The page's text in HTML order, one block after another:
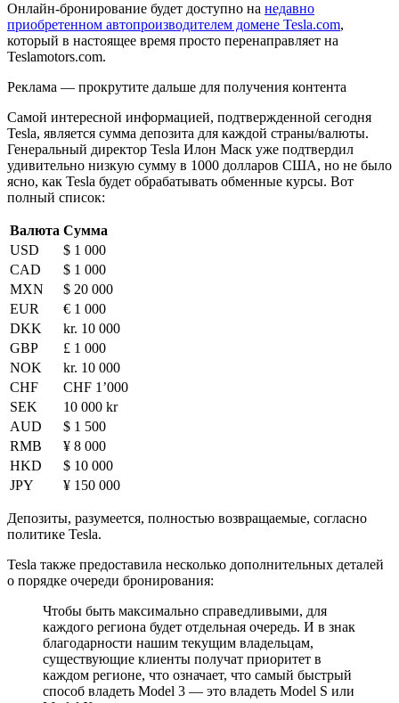
Онлайн-бронирование будет доступно на недавно
приобретенном автопроизводителем домене Tesla.com,
который в настоящее время просто перенаправляет на
Teslamotors.com.
Реклама — прокрутите дальше для получения контента
Самой интересной информацией, подтвержденной сегодня
Tesla, является сумма депозита для каждой страны/валюты.
Генеральный директор Tesla Илон Маск уже подтвердил
удивительно низкую сумму в 1000 долларов США, но не было
ясно, как Tesla будет обрабатывать обменные курсы. Вот
полный список:
Валюта Сумма
USD
$ 1 000
CAD
$ 1 000
MXN
$ 20 000
EUR
€ 1 000
DKK
kr. 10 000
GBP
£ 1 000
NOK
kr. 10 000
CHF
CHF 1’000
SEK
10 000 kr
AUD
$ 1 500
RMB
¥ 8 000
HKD
$ 10 000
JPY
¥ 150 000
Депозиты, разумеется, полностью возвращаемые, согласно
политике Tesla.
Tesla также предоставила несколько дополнительных деталей
о порядке очереди бронирования:
Чтобы быть максимально справедливыми, для
каждого региона будет отдельная очередь. И в знак
благодарности нашим текущим владельцам,
существующие клиенты получат приоритет в
каждом регионе, что означает, что самый быстрый
способ владеть Model 3 — это владеть Model S или